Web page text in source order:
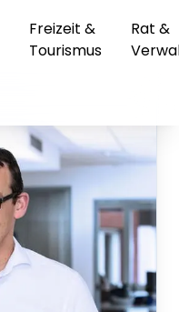
Freizeit &
Tourismus
Rat &